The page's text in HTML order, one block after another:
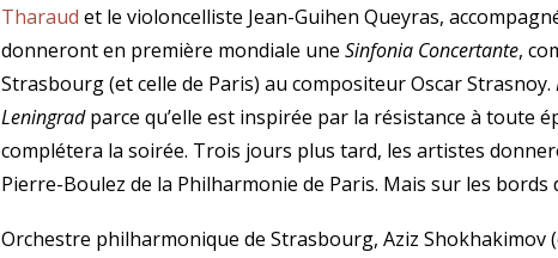
Tharaud et le violoncelliste Jean-Guihen Queyras,
donneront en première mondiale une Sinfonia Concertante,
Strasbourg (et celle de Paris) au compositeur Oscar Strasnoy.
Leningradparce qu’elle est inspirée par la résistance à toute
complétera la soirée. Trois jours plus tard, les artistes
Pierre-Boulez de la Philharmonie de Paris. Mais sur les bords
Orchestre philharmonique de Strasbourg, Aziz Shokhakimov